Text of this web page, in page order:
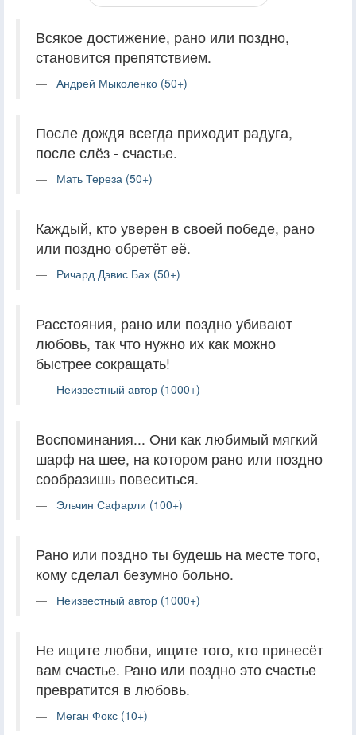
Всякое достижение, рано или поздно,
становится препятствием.
Андрей Мыколенко (50+)
После дождя всегда приходит радуга,
после слёз - счастье.
Мать Тереза (50+)
Каждый, кто уверен в своей победе, рано
или поздно обретёт её.
Ричард Дэвис Бах (50+)
Расстояния, рано или поздно убивают
любовь, так что нужно их как можно
быстрее сокращать!
Неизвестный автор (1000+)
Воспоминания... Они как любимый мягкий
шарф на шее, на котором рано или поздно
сообразишь повеситься.
Эльчин Сафарли (100+)
Рано или поздно ты будешь на месте того,
кому сделал безумно больно.
Неизвестный автор (1000+)
Не ищите любви, ищите того, кто принесёт
вам счастье. Рано или поздно это счастье
превратится в любовь.
Меган Фокс (10+)